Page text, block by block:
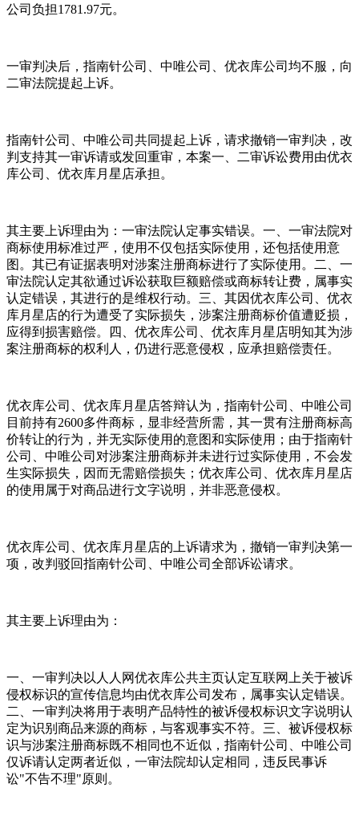
公司负担1781.97元。
一审判决后，指南针公司、中唯公司、优衣库公司均不服，向
二审法院提起上诉。
指南针公司、中唯公司共同提起上诉，请求撤销一审判决，改
判支持其一审诉请或发回重审，本案一、二审诉讼费用由优衣
库公司、优衣库月星店承担。
其主要上诉理由为：一审法院认定事实错误。一、一审法院对
商标使用标准过严，使用不仅包括实际使用，还包括使用意
图。其已有证据表明对涉案注册商标进行了实际使用。二、一
审法院认定其欲通过诉讼获取巨额赔偿或商标转让费，属事实
认定错误，其进行的是维权行动。三、其因优衣库公司、优衣
库月星店的行为遭受了实际损失，涉案注册商标价值遭贬损，
应得到损害赔偿。四、优衣库公司、优衣库月星店明知其为涉
案注册商标的权利人，仍进行恶意侵权，应承担赔偿责任。
优衣库公司、优衣库月星店答辩认为，指南针公司、中唯公司
目前持有2600多件商标，显非经营所需，其一贯有注册商标高
价转让的行为，并无实际使用的意图和实际使用；由于指南针
公司、中唯公司对涉案注册商标并未进行过实际使用，不会发
生实际损失，因而无需赔偿损失；优衣库公司、优衣库月星店
的使用属于对商品进行文字说明，并非恶意侵权。
优衣库公司、优衣库月星店的上诉请求为，撤销一审判决第一
项，改判驳回指南针公司、中唯公司全部诉讼请求。
其主要上诉理由为：
一、一审判决以人人网优衣库公共主页认定互联网上关于被诉
侵权标识的宣传信息均由优衣库公司发布，属事实认定错误。
二、一审判决将用于表明产品特性的被诉侵权标识文字说明认
定为识别商品来源的商标，与客观事实不符。三、被诉侵权标
识与涉案注册商标既不相同也不近似，指南针公司、中唯公司
仅诉请认定两者近似，一审法院却认定相同，违反民事诉
讼"不告不理"原则。